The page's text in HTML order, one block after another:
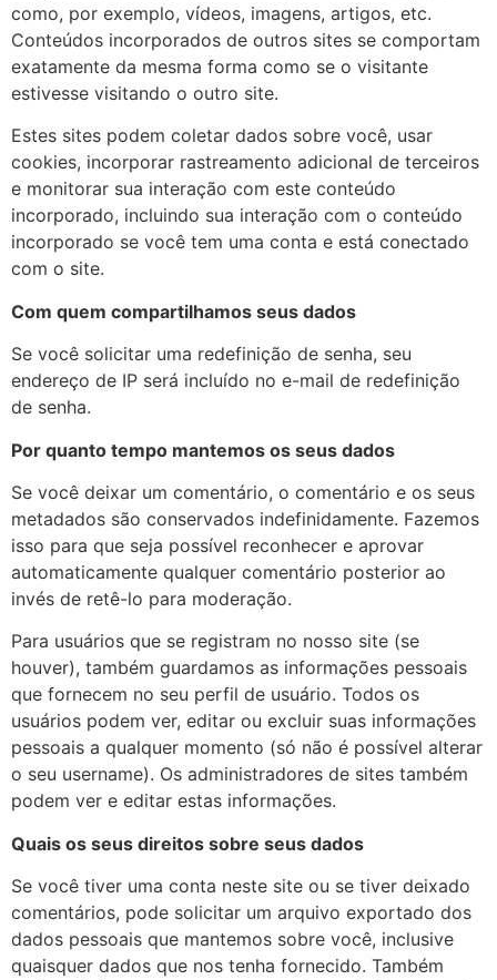
como, por exemplo, vídeos, imagens, artigos, etc.
Conteúdos incorporados de outros sites se comportam
exatamente da mesma forma como se o visitante
estivesse visitando o outro site.
Estes sites podem coletar dados sobre você, usar
cookies, incorporar rastreamento adicional de terceiros
e monitorar sua interação com este conteúdo
incorporado, incluindo sua interação com o conteúdo
incorporado se você tem uma conta e está conectado
com o site.
Com quem compartilhamos seus dados
Se você solicitar uma redefinição de senha, seu
endereço de IP será incluído no e-mail de redefinição
de senha.
Por quanto tempo mantemos os seus dados
Se você deixar um comentário, o comentário e os seus
metadados são conservados indefinidamente. Fazemos
isso para que seja possível reconhecer e aprovar
automaticamente qualquer comentário posterior ao
invés de retê-lo para moderação.
Para usuários que se registram no nosso site (se
houver), também guardamos as informações pessoais
que fornecem no seu perfil de usuário. Todos os
usuários podem ver, editar ou excluir suas informações
pessoais a qualquer momento (só não é possível alterar
o seu username). Os administradores de sites também
podem ver e editar estas informações.
Quais os seus direitos sobre seus dados
Se você tiver uma conta neste site ou se tiver deixado
comentários, pode solicitar um arquivo exportado dos
dados pessoais que mantemos sobre você, inclusive
quaisquer dados que nos tenha fornecido. Também